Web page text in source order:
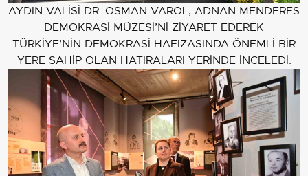
AYDIN VALİSİ DR. OSMAN VAROL, ADNAN MENDERES
DEMOKRASİ MÜZESİ’Nİ ZİYARET EDEREK
TÜRKİYE’NİN DEMOKRASİ HAFIZASINDA ÖNEMLİ BİR
YERE SAHİP OLAN HATIRALARI YERİNDE İNCELEDİ.